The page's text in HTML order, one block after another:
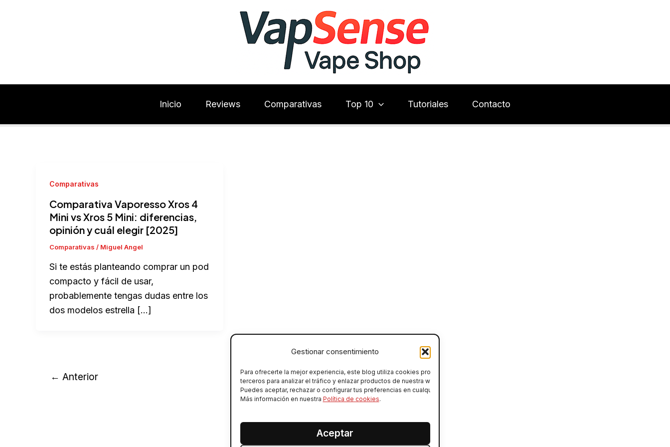
Gestionar consentimiento
Para ofrecerte la mejor experiencia, este blog utiliza cookies propias y de
terceros para analizar el tráfico y enlazar productos de nuestra web oficial.
Puedes aceptar, rechazar o configurar tus preferencias en cualquier momento.
Más información en nuestra Política de cookies.
Aceptar
Inicio Reviews Comparativas Top 10 Tutoriales Contacto
Comparativas
Comparativa Vaporesso Xros 4
Mini vs Xros 5 Mini: diferencias,
opinión y cuál elegir [2025]
Comparativas / Miguel Angel
Si te estás planteando comprar un pod
compacto y fácil de usar,
probablemente tengas dudas entre los
dos modelos estrella […]
← Anterior 1 2